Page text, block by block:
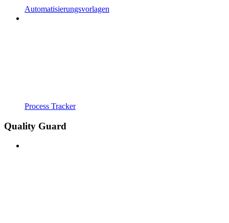
Automatisierungsvorlagen
Process Tracker
Quality Guard